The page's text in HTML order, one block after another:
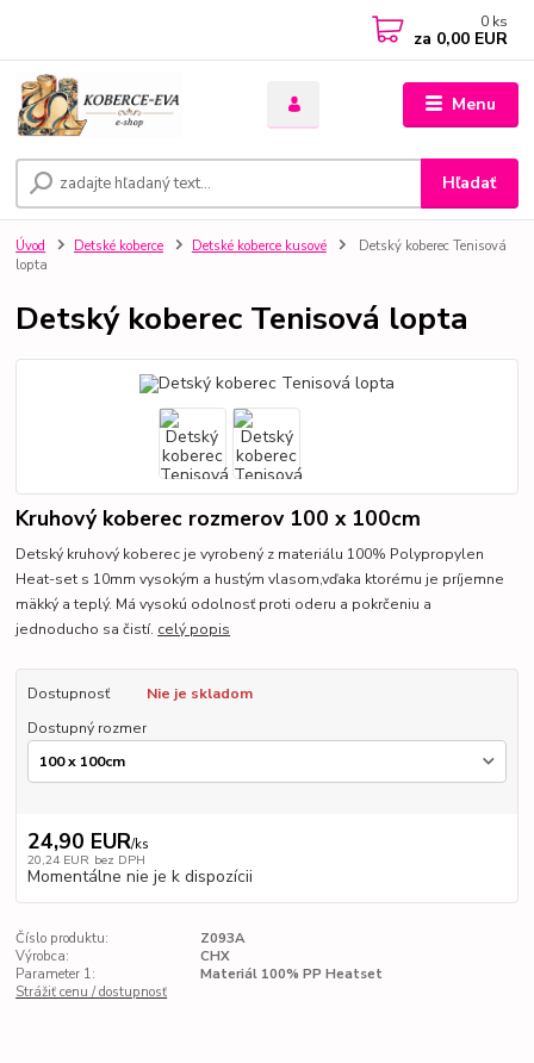
Menu
Hľadať
0 ks
za 0,00 EUR
Úvod Detské koberce Detské koberce kusové
Detský koberec Tenisová
lopta
Detský koberec Tenisová lopta
Kruhový koberec rozmerov 100 x 100cm
Detský kruhový koberec je vyrobený z materiálu 100% Polypropylen
Heat-set s 10mm vysokým a hustým vlasom,vďaka ktorému je príjemne
mäkký a teplý. Má vysokú odolnosť proti oderu a pokrčeniu a
jednoducho sa čistí. celý popis
Dostupnosť
Nie je skladom
Dostupný rozmer
24,90 EUR/ks
20,24 EUR bez DPH
Momentálne nie je k dispozícii
Číslo produktu:
Z093A
Výrobca:
CHX
Parameter 1:
Materiál 100% PP Heatset
Strážiť cenu / dostupnosť